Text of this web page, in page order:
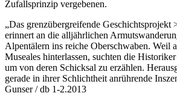
Zufallsprinzip vergebenen.
„Das grenzübergreifende Geschichtsprojekt
erinnert an die alljährlichen
Alpentälern ins reiche Oberschwaben. Weil
Museales hinterlassen, suchten die
um von deren Schicksal zu erzählen.
gerade in ihrer Schlichtheit anrührende
Gunser / db 1-2.2013